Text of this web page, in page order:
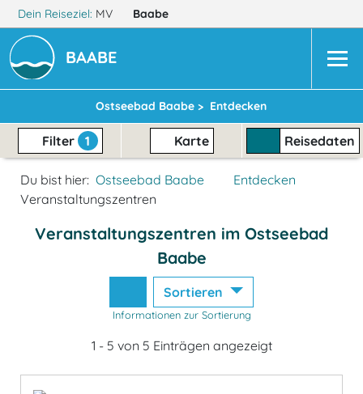
Dein Reiseziel: MV Baabe
BAABE
Ostseebad Baabe > Entdecken
Filter 1 Karte Reisedaten
Du bist hier: Ostseebad Baabe
Entdecken
Veranstaltungszentren
Veranstaltungszentren im Ostseebad
Baabe
Sortieren
Informationen zur Sortierung
1 - 5 von 5 Einträgen angezeigt